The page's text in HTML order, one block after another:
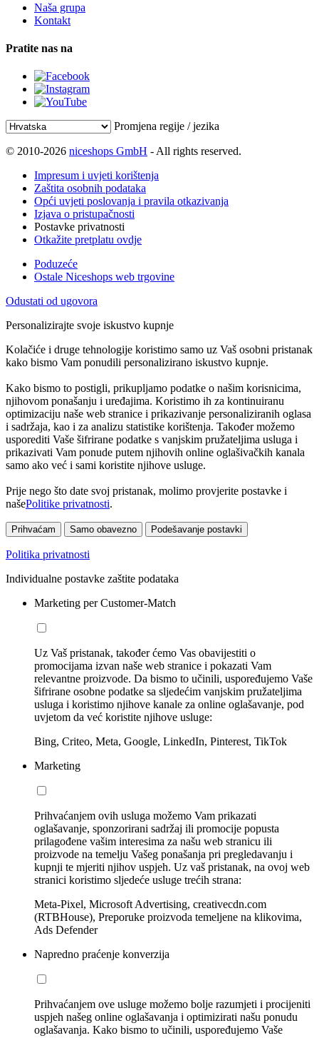
Naša grupa
Kontakt
Pratite nas na
Promjena regije / jezika
© 2010-2026 niceshops GmbH - All rights reserved.
Impresum i uvjeti korištenja
Zaštita osobnih podataka
Opći uvjeti poslovanja i pravila otkazivanja
Izjava o pristupačnosti
Postavke privatnosti
Otkažite pretplatu ovdje
Poduzeće
Ostale Niceshops web trgovine
Odustati od ugovora
Personalizirajte svoje iskustvo kupnje
Kolačiće i druge tehnologije koristimo samo uz Vaš osobni pristanak
kako bismo Vam ponudili personalizirano iskustvo kupnje.
Kako bismo to postigli, prikupljamo podatke o našim korisnicima,
njihovom ponašanju i uređajima. Koristimo ih za kontinuiranu
optimizaciju naše web stranice i prikazivanje personaliziranih oglasa
i sadržaja, kao i za analizu statistike korištenja. Također možemo
usporediti Vaše šifrirane podatke s vanjskim pružateljima usluga i
prikazivati Vam ponude putem njihovih online oglašivačkih kanala
samo ako već i sami koristite njihove usluge.
Prije nego što date svoj pristanak, molimo provjerite postavke i
našePolitike privatnosti.
Prihvaćam Samo obavezno Podešavanje postavki
Politika privatnosti
Individualne postavke zaštite podataka
Marketing per Customer-Match
Uz Vaš pristanak, također ćemo Vas obavijestiti o
promocijama izvan naše web stranice i pokazati Vam
relevantne proizvode. Da bismo to učinili, uspoređujemo Vaše
šifrirane osobne podatke sa sljedećim vanjskim pružateljima
usluga i koristimo njihove kanale za online oglašavanje, pod
uvjetom da već koristite njihove usluge:
Bing, Criteo, Meta, Google, LinkedIn, Pinterest, TikTok
Marketing
Prihvaćanjem ovih usluga možemo Vam prikazati
oglašavanje, sponzorirani sadržaj ili promocije popusta
prilagođene vašim interesima za našu web stranicu ili
proizvode na temelju Vašeg ponašanja pri pregledavanju i
kupnji te mjeriti njihov uspjeh. Uz vaš pristanak, na ovoj web
stranici koristimo sljedeće usluge trećih strana:
Meta-Pixel, Microsoft Advertising, creativecdn.com
(RTBHouse), Preporuke proizvoda temeljene na klikovima,
Ads Defender
Napredno praćenje konverzija
Prihvaćanjem ove usluge možemo bolje razumjeti i procijeniti
uspjeh našeg online oglašavanja i optimizirati našu ponudu
oglašavanja. Kako bismo to učinili, uspoređujemo Vaše